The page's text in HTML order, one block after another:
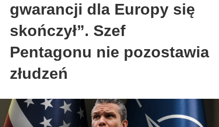
gwarancji dla Europy się
skończył”. Szef
Pentagonu nie pozostawia
złudzeń